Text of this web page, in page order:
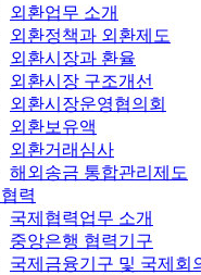
외환업무 소개
외환정책과 외환제도
외환시장과 환율
외환시장 구조개선
외환시장운영협의회
외환보유액
외환거래심사
해외송금 통합관리제도
력
국제협력업무 소개
중앙은행 협력기구
국제금융기구 및 국제회